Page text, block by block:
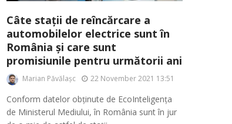
Câte stații de reîncărcare a
automobilelor electrice sunt în
România și care sunt
promisiunile pentru următorii ani
Marian Păvălașc 22 November 2021 13:51
Conform datelor obținute de EcoInteligența
de Ministerul Mediului, în România sunt în jur